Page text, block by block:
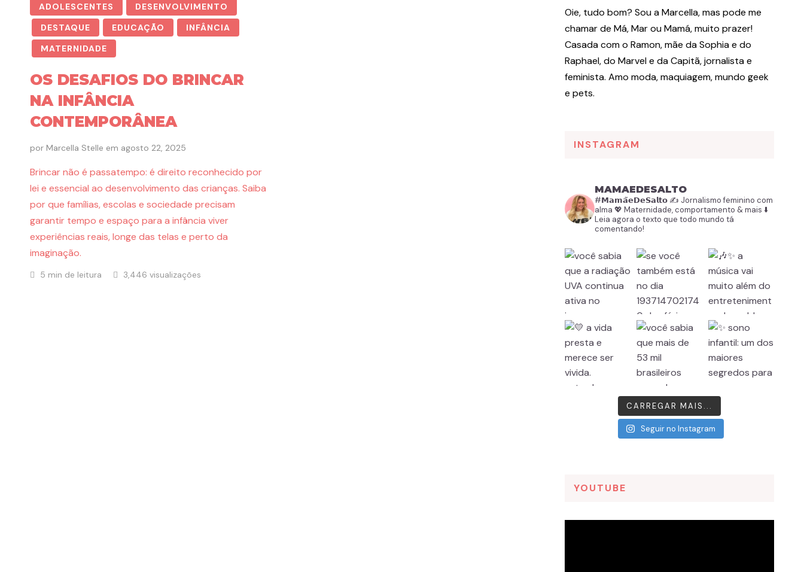
ADOLESCENTES
DESENVOLVIMENTO
DESTAQUE
EDUCAÇÃO
INFÂNCIA
MATERNIDADE
OS DESAFIOS DO BRINCAR
NA INFÂNCIA
CONTEMPORÂNEA
por Marcella Stelle em agosto 22, 2025
Brincar não é passatempo: é direito reconhecido por
lei e essencial ao desenvolvimento das crianças. Saiba
por que famílias, escolas e sociedade precisam
garantir tempo e espaço para a infância viver
experiências reais, longe das telas e perto da
imaginação.
5 min de leitura 3,446 visualizações
Oie, tudo bom? Sou a Marcella, mas pode me
chamar de Má, Mar ou Mamá, muito prazer!
Casada com o Ramon, mãe da Sophia e do
Raphael, do Marvel e da Capitã, jornalista e
feminista. Amo moda, maquiagem, mundo geek
e pets.
INSTAGRAM
MAMAEDESALTO
#𝗠𝗮𝗺𝗮̃𝗲𝗗𝗲𝗦𝗮𝗹𝘁𝗼 ✍️ Jornalismo feminino com
alma 💖 Maternidade, comportamento & mais ⬇️
Leia agora o texto que todo mundo tá
comentando!
CARREGAR MAIS...
Seguir no Instagram
YOUTUBE